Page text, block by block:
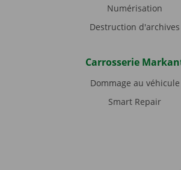
Numérisation
Destruction d'archives
Carrosserie
Dommage au véhicule
Smart Repair